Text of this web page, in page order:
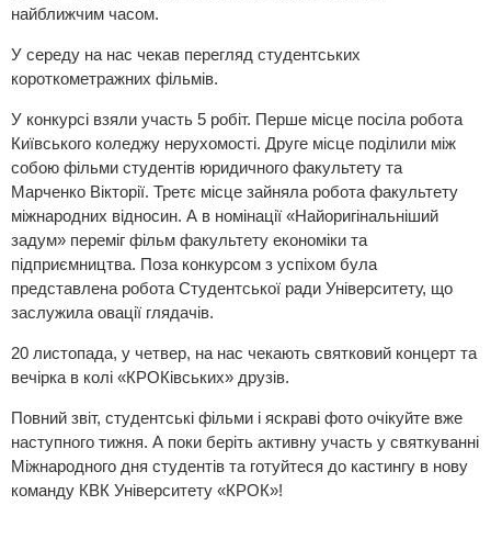
найближчим часом.
У середу на нас чекав перегляд студентських
короткометражних фільмів.
У конкурсі взяли участь 5 робіт. Перше місце посіла робота
Київського коледжу нерухомості. Друге місце поділили між
собою фільми студентів юридичного факультету та
Марченко Вікторії. Третє місце зайняла робота факультету
міжнародних відносин. А в номінації «Найоригінальніший
задум» переміг фільм факультету економіки та
підприємництва. Поза конкурсом з успіхом була
представлена робота Студентської ради Університету, що
заслужила овації глядачів.
20 листопада, у четвер, на нас чекають святковий концерт та
вечірка в колі «КРОКівських» друзів.
Повний звіт, студентські фільми і яскраві фото очікуйте вже
наступного тижня. А поки беріть активну участь у святкуванні
Міжнародного дня студентів та готуйтеся до кастингу в нову
команду КВК Університету «КРОК»!